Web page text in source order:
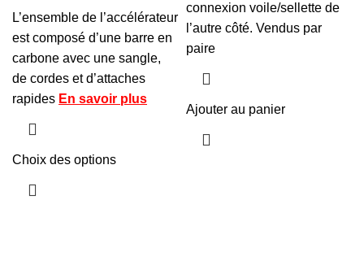
L’ensemble de l’accélérateur
est composé d’une barre en
carbone avec une sangle,
de cordes et d’attaches
rapides En savoir plus
Choix des options
connexion voile/sellette de
l’autre côté. Vendus par
paire
Ajouter au panier